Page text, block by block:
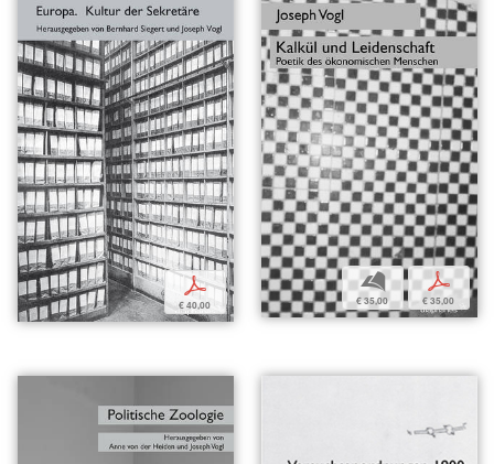
p
€ 40,00
b
€ 35,00
p
€ 35,00